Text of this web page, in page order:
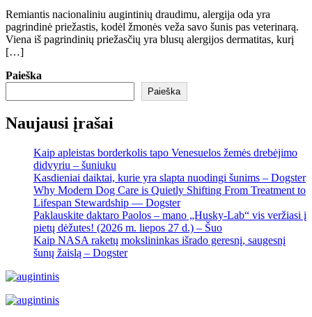
Remiantis nacionaliniu augintinių draudimu, alergija oda yra
pagrindinė priežastis, kodėl žmonės veža savo šunis pas veterinarą.
Viena iš pagrindinių priežasčių yra blusų alergijos dermatitas, kurį
[…]
Paieška
Paieška
Naujausi įrašai
Kaip apleistas borderkolis tapo Venesuelos žemės drebėjimo
didvyriu – šuniuku
Kasdieniai daiktai, kurie yra slapta nuodingi šunims – Dogster
Why Modern Dog Care is Quietly Shifting From Treatment to
Lifespan Stewardship — Dogster
Paklauskite daktaro Paolos – mano „Husky-Lab“ vis veržiasi į
pietų dėžutes! (2026 m. liepos 27 d.) – Šuo
Kaip NASA raketų mokslininkas išrado geresnį, saugesnį
šunų žaislą – Dogster